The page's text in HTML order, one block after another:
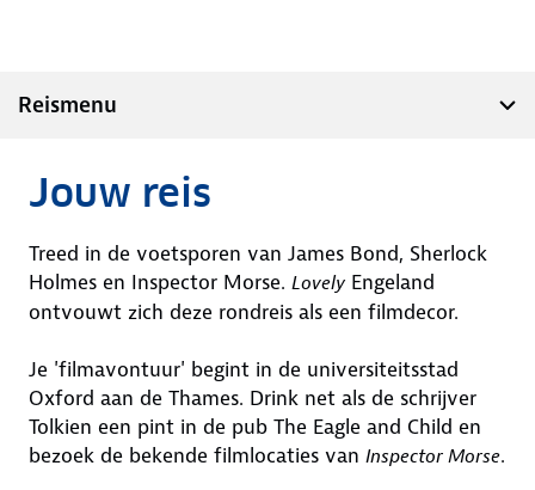
Reismenu
Jouw reis
Treed in de voetsporen van James Bond, Sherlock
Holmes en Inspector Morse. Lovely Engeland
ontvouwt zich deze rondreis als een filmdecor.
Je 'filmavontuur' begint in de universiteitsstad
Oxford aan de Thames. Drink net als de schrijver
Tolkien een pint in de pub The Eagle and Child en
bezoek de bekende filmlocaties van Inspector Morse.